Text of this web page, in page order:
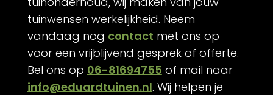
tuinwensen werkelijkheid. Neem
vandaag nog contact met ons op
voor een vrijblijvend gesprek of offerte.
Bel ons op 06-81694755 of mail naar
info@eduardtuinen.nl. Wij helpen je